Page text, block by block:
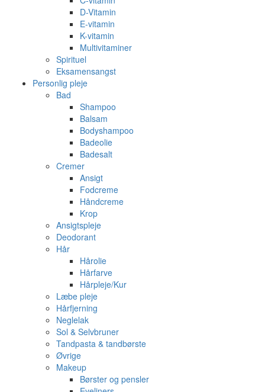
D-Vitamin
E-vitamin
K-vitamin
Multivitaminer
Spirituel
Eksamensangst
Personlig pleje
Bad
Shampoo
Balsam
Bodyshampoo
Badeolie
Badesalt
Cremer
Ansigt
Fodcreme
Håndcreme
Krop
Ansigtspleje
Deodorant
Hår
Hårolie
Hårfarve
Hårpleje/Kur
Læbe pleje
Hårfjerning
Neglelak
Sol & Selvbruner
Tandpasta & tandbørste
Øvrige
Makeup
Børster og pensler